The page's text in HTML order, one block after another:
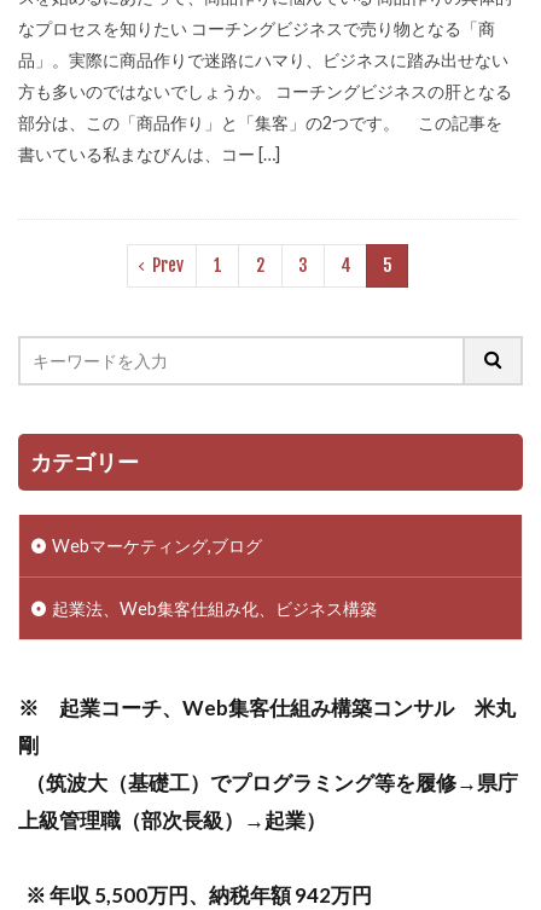
なプロセスを知りたい コーチングビジネスで売り物となる「商
品」。実際に商品作りで迷路にハマり、ビジネスに踏み出せない
方も多いのではないでしょうか。 コーチングビジネスの肝となる
部分は、この「商品作り」と「集客」の2つです。 この記事を
書いている私まなびんは、コー […]
Prev 1 2 3 4 5
カテゴリー
Webマーケティング,ブログ
起業法、Web集客仕組み化、ビジネス構築
※ 起業コーチ、Web集客仕組み構築コンサル 米丸
剛
（筑波大（基礎工）でプログラミング等を履修→県庁
上級管理職（部次長級）→起業）
※ 年収 5,500万円、納税年額 942万円